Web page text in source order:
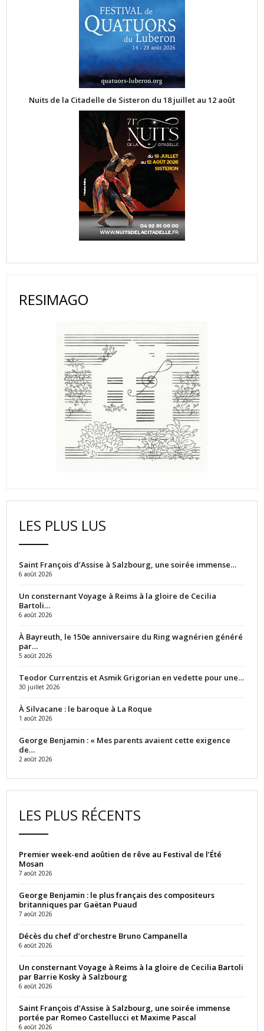
Nuits de la Citadelle de Sisteron du 18 juillet au 12 août
RESIMAGO
LES PLUS LUS
Saint François d’Assise à Salzbourg, une soirée immense…
6 août 2026
Un consternant Voyage à Reims à la gloire de Cecilia
Bartoli…
6 août 2026
À Bayreuth, le 150e anniversaire du Ring wagnérien généré
par…
5 août 2026
Teodor Currentzis et Asmik Grigorian en vedette pour une…
30 juillet 2026
À Silvacane : le baroque à La Roque
1 août 2026
George Benjamin : « Mes parents avaient cette exigence
de…
2 août 2026
LES PLUS RÉCENTS
Premier week-end aoûtien de rêve au Festival de l’Été
Mosan
7 août 2026
George Benjamin : le plus français des compositeurs
britanniques par Gaëtan Puaud
7 août 2026
Décès du chef d’orchestre Bruno Campanella
6 août 2026
Un consternant Voyage à Reims à la gloire de Cecilia Bartoli
par Barrie Kosky à Salzbourg
6 août 2026
Saint François d’Assise à Salzbourg, une soirée immense
portée par Romeo Castellucci et Maxime Pascal
6 août 2026